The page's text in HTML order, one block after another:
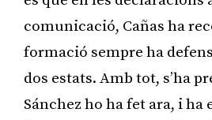
comunicació, Cañas ha
formació sempre ha
dos estats. Amb tot, s’ha
Sánchez ho ha fet ara, i ha